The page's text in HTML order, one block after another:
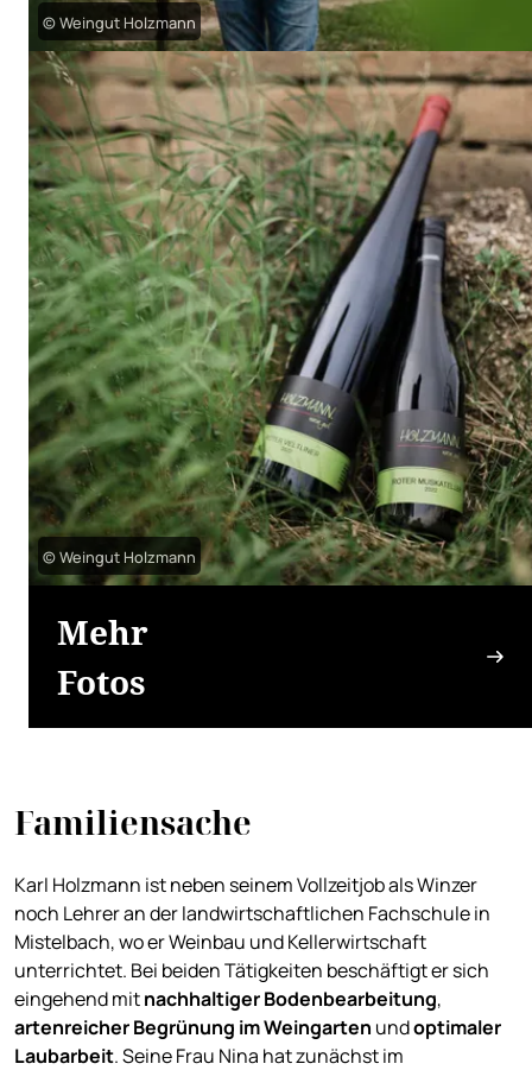
© Weingut Holzmann
© Weingut Holzmann
Mehr
Fotos
Familiensache
Karl Holzmann ist neben seinem Vollzeitjob als Winzer
noch Lehrer an der landwirtschaftlichen Fachschule in
Mistelbach, wo er Weinbau und Kellerwirtschaft
unterrichtet. Bei beiden Tätigkeiten beschäftigt er sich
eingehend mitnachhaltiger Bodenbearbeitung,
artenreicher Begrünung im Weingarten undoptimaler
Laubarbeit. Seine Frau Nina hat zunächst im